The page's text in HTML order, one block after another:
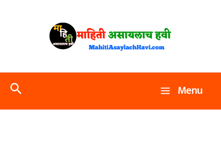
Search Menu